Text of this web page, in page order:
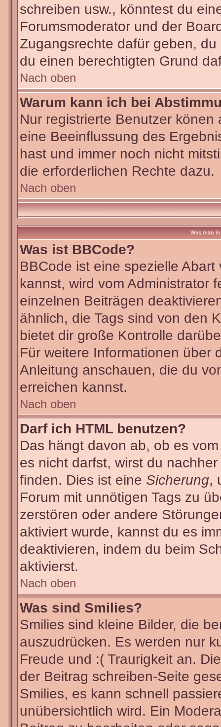
schreiben usw., könntest du
Forumsmoderator und der
Zugangsrechte dafür geben,
du einen berechtigten Grund
Nach oben
Warum kann ich bei
Nur registrierte Benutzer
eine Beeinflussung des
hast und immer noch nicht
die erforderlichen Rechte dazu.
Nach oben
Was man
Was ist BBCode?
BBCode ist eine spezielle
kannst, wird vom Administrator
einzelnen Beiträgen
ähnlich, die Tags sind von den
bietet dir große Kontrolle
Für weitere Informationen über
Anleitung anschauen, die du
erreichen kannst.
Nach oben
Darf ich HTML benutzen?
Das hängt davon ab, ob es
es nicht darfst, wirst du
finden. Dies ist eine Sicherung,
Forum mit unnötigen Tags zu
zerstören oder andere
aktiviert wurde, kannst du es
deaktivieren, indem du beim
aktivierst.
Nach oben
Was sind Smilies?
Smilies sind kleine Bilder, die
auszudrücken. Es werden nur
Freude und :( Traurigkeit an.
der Beitrag schreiben-Seite
Smilies, es kann schnell
unübersichtlich wird. Ein